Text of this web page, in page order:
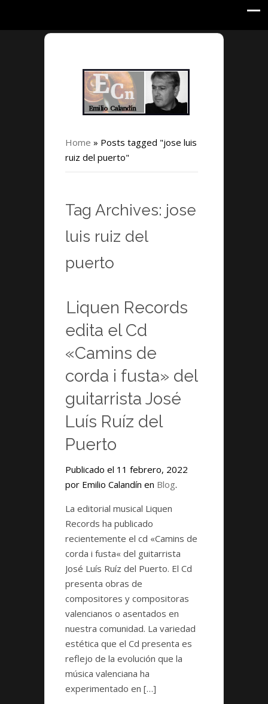
Home » Posts tagged "jose luis
ruiz del puerto"
Tag Archives: jose
luis ruiz del
puerto
Liquen Records
edita el Cd
«Camins de
corda i fusta» del
guitarrista José
Luís Ruíz del
Puerto
Publicado el 11 febrero, 2022
por Emilio Calandín en Blog.
La editorial musical Liquen
Records ha publicado
recientemente el cd «Camins de
corda i fusta« del guitarrista
José Luís Ruíz del Puerto. El Cd
presenta obras de
compositores y compositoras
valencianos o asentados en
nuestra comunidad. La variedad
estética que el Cd presenta es
reflejo de la evolución que la
música valenciana ha
experimentado en […]